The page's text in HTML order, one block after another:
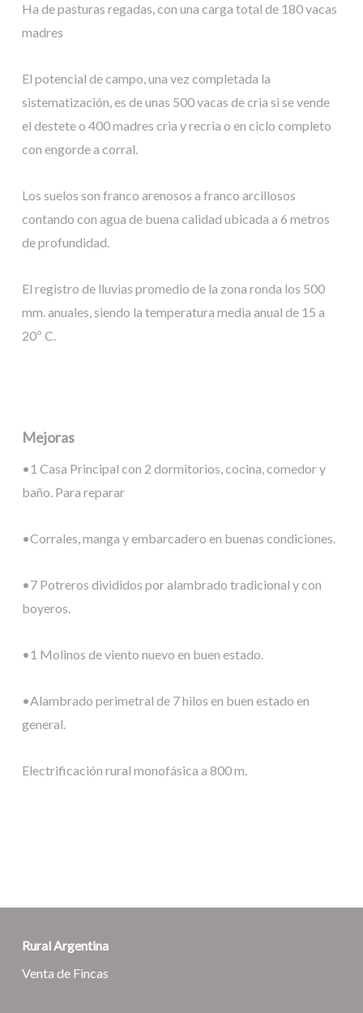
Ha de pasturas regadas, con una carga total de 180 vacas
madres
El potencial de campo, una vez completada la
sistematización, es de unas 500 vacas de cria si se vende
el destete o 400 madres cria y recria o en ciclo completo
con engorde a corral.
Los suelos son franco arenosos a franco arcillosos
contando con agua de buena calidad ubicada a 6 metros
de profundidad.
El registro de lluvias promedio de la zona ronda los 500
mm. anuales, siendo la temperatura media anual de 15 a
20º C.
Mejoras
•1 Casa Principal con 2 dormitorios, cocina, comedor y
baño. Para reparar
•Corrales, manga y embarcadero en buenas condiciones.
•7 Potreros divididos por alambrado tradicional y con
boyeros.
•1 Molinos de viento nuevo en buen estado.
•Alambrado perimetral de 7 hilos en buen estado en
general.
Electrificación rural monofásica a 800 m.
Rural Argentina
Venta de Fincas